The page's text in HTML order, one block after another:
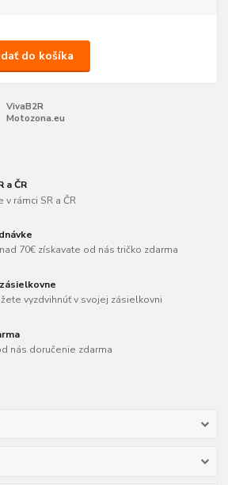
do košíka
VivaB2R
Motozona.eu
a ČR
v rámci SR a ČR
70€ získavate od nás tričko zdarma
vyzdvihnúť v svojej zásielkovni
nás doručenie zdarma